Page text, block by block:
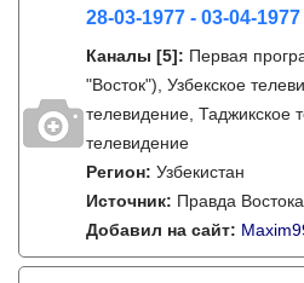
28-03-1977 - 03-04-1977
Каналы [5]: Первая
"Восток"), Узбекское
телевидение, Таджикское
телевидение
Регион: Узбекистан
Источник: Правда Востока
Добавил на сайт: